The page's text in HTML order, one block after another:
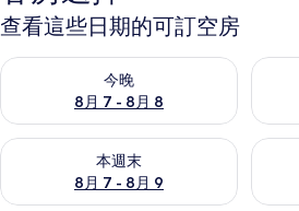
查看這些日期的可訂空房
今晚
8月 7 - 8月 8
查看今晚 8月 7 - 8月 8的可訂空房查看
本週末
8月 7 - 8月 9
查看本週末 8月 7 - 8月 9的可訂空房查看